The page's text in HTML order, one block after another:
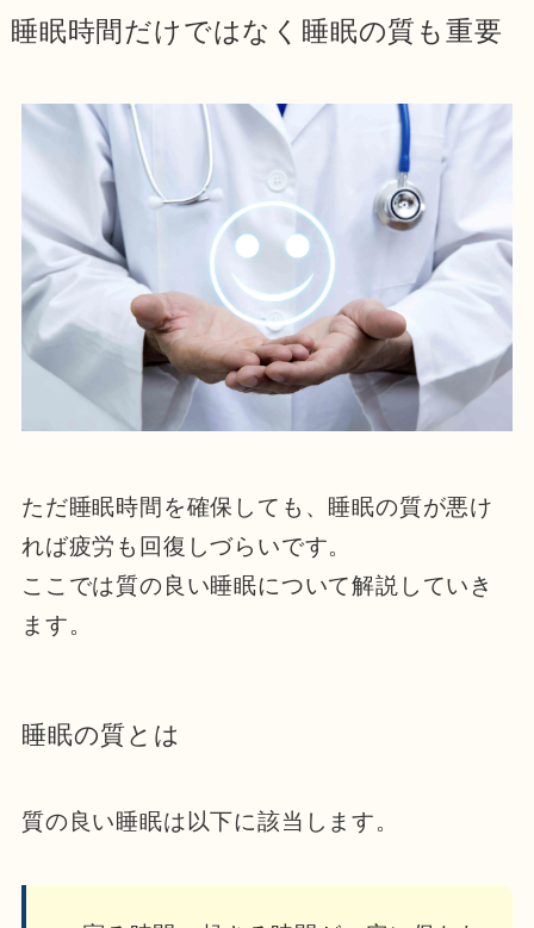
睡眠時間だけではなく睡眠の質も重要
ただ睡眠時間を確保しても、睡眠の質が悪け
れば疲労も回復しづらいです。
ここでは質の良い睡眠について解説していき
ます。
睡眠の質とは
質の良い睡眠は以下に該当します。